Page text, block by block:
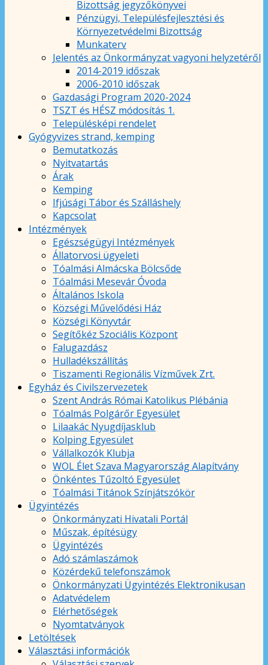
Bizottság jegyzőkönyvei
Pénzügyi, Településfejlesztési és
Környezetvédelmi Bizottság
Munkaterv
Jelentés az Önkormányzat vagyoni helyzetéről
2014-2019 időszak
2006-2010 időszak
Gazdasági Program 2020-2024
TSZT és HÉSZ módosítás 1.
Településképi rendelet
Gyógyvizes strand, kemping
Bemutatkozás
Nyitvatartás
Árak
Kemping
Ifjúsági Tábor és Szálláshely
Kapcsolat
Intézmények
Egészségügyi Intézmények
Állatorvosi ügyeleti
Tóalmási Almácska Bölcsőde
Tóalmási Mesevár Óvoda
Általános Iskola
Községi Művelődési Ház
Községi Könyvtár
Segítőkéz Szociális Központ
Falugazdász
Hulladékszállítás
Tiszamenti Regionális Vízművek Zrt.
Egyház és Civilszervezetek
Szent András Római Katolikus Plébánia
Tóalmás Polgárőr Egyesület
Lilaakác Nyugdíjasklub
Kolping Egyesület
Vállalkozók Klubja
WOL Élet Szava Magyarország Alapítvány
Önkéntes Tűzoltó Egyesület
Tóalmási Titánok Színjátszókör
Ügyintézés
Önkormányzati Hivatali Portál
Műszak, építésügy
Ügyintézés
Adó számlaszámok
Közérdekű telefonszámok
Önkormányzati Ügyintézés Elektronikusan
Adatvédelem
Elérhetőségek
Nyomtatványok
Letöltések
Választási információk